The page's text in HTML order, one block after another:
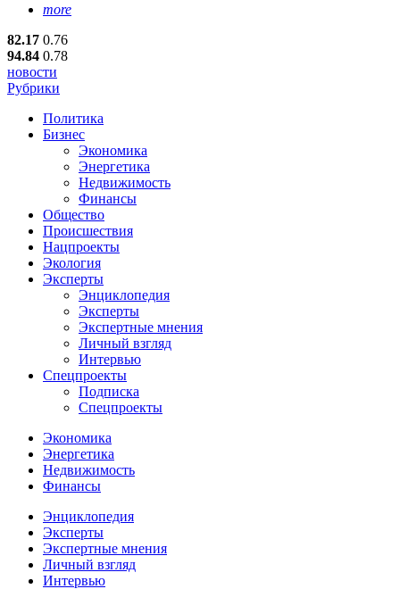
more
82.17 0.76
94.84 0.78
новости
Рубрики
Политика
Бизнес
Экономика
Энергетика
Недвижимость
Финансы
Общество
Происшествия
Нацпроекты
Экология
Эксперты
Энциклопедия
Эксперты
Экспертные мнения
Личный взгляд
Интервью
Спецпроекты
Подписка
Спецпроекты
Экономика
Энергетика
Недвижимость
Финансы
Энциклопедия
Эксперты
Экспертные мнения
Личный взгляд
Интервью